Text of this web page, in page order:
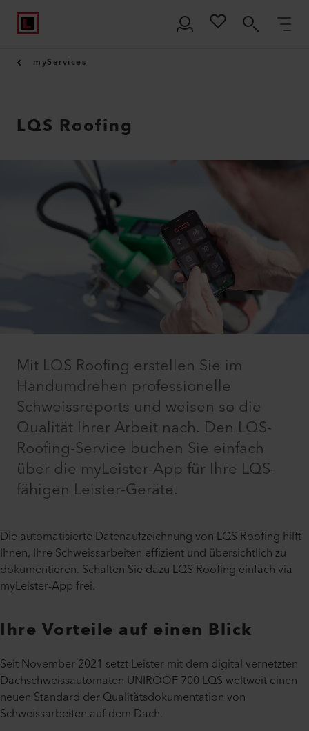
myServices
LQS Roofing
Mit LQS Roofing erstellen Sie im
Handumdrehen professionelle
Schweissreports und weisen so die
Qualität Ihrer Arbeit nach. Den LQS-
Roofing-Service buchen Sie einfach
über die myLeister-App für Ihre LQS-
fähigen Leister-Geräte.
Die automatisierte Datenaufzeichnung von LQS Roofing hilft
Ihnen, Ihre Schweissarbeiten effizient und übersichtlich zu
dokumentieren. Schalten Sie dazu LQS Roofing einfach via
myLeister-App frei.
Ihre Vorteile auf einen Blick
Seit November 2021 setzt Leister mit dem digital vernetzten
Dachschweissautomaten UNIROOF 700 LQS weltweit einen
neuen Standard der Qualitätsdokumentation von
Schweissarbeiten auf dem Dach.